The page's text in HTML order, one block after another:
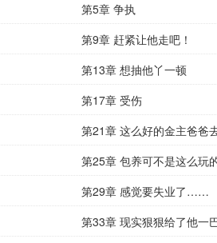
第5章 争执
第9章 赶紧让他走吧！
第13章 想抽他丫一顿
第17章 受伤
第21章 这么好的金主爸爸
呀！
第25章 包养可不是这么玩
第29章 感觉要失业了……
第33章 现实狠狠给了他一